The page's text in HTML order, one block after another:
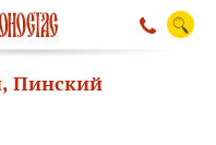
Пинский